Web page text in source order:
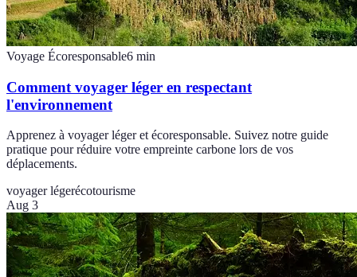
Voyage Écoresponsable6 min
Comment voyager léger en respectant
l'environnement
Apprenez à voyager léger et écoresponsable. Suivez notre guide
pratique pour réduire votre empreinte carbone lors de vos
déplacements.
voyager légerécotourisme
Aug 3